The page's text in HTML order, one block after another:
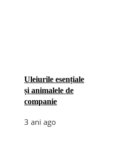
Uleiurile esențiale
și animalele de
companie
3 ani ago